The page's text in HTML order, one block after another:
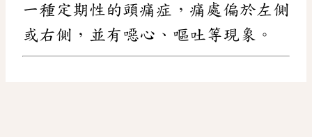
一種定期性的頭痛症，痛處偏於左側
或右側，並有噁心、嘔吐等現象。